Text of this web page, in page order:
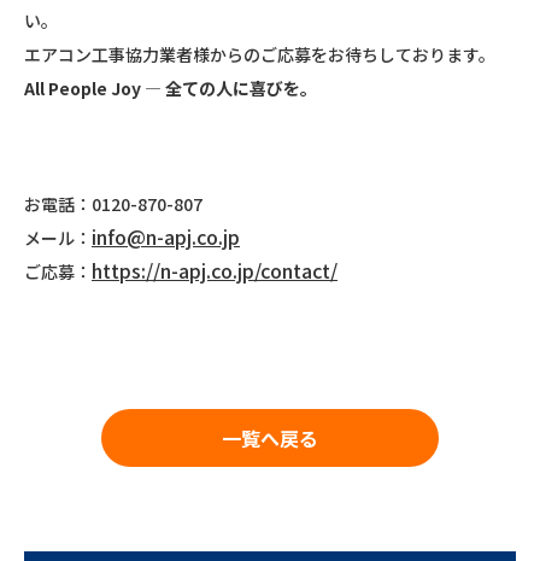
い。
エアコン工事協力業者様からのご応募をお待ちしております。
All People Joy ― 全ての人に喜びを。
お電話：0120-870-807
メール： info@n-apj.co.jp
ご応募： https://n-apj.co.jp/contact/
一覧へ戻る